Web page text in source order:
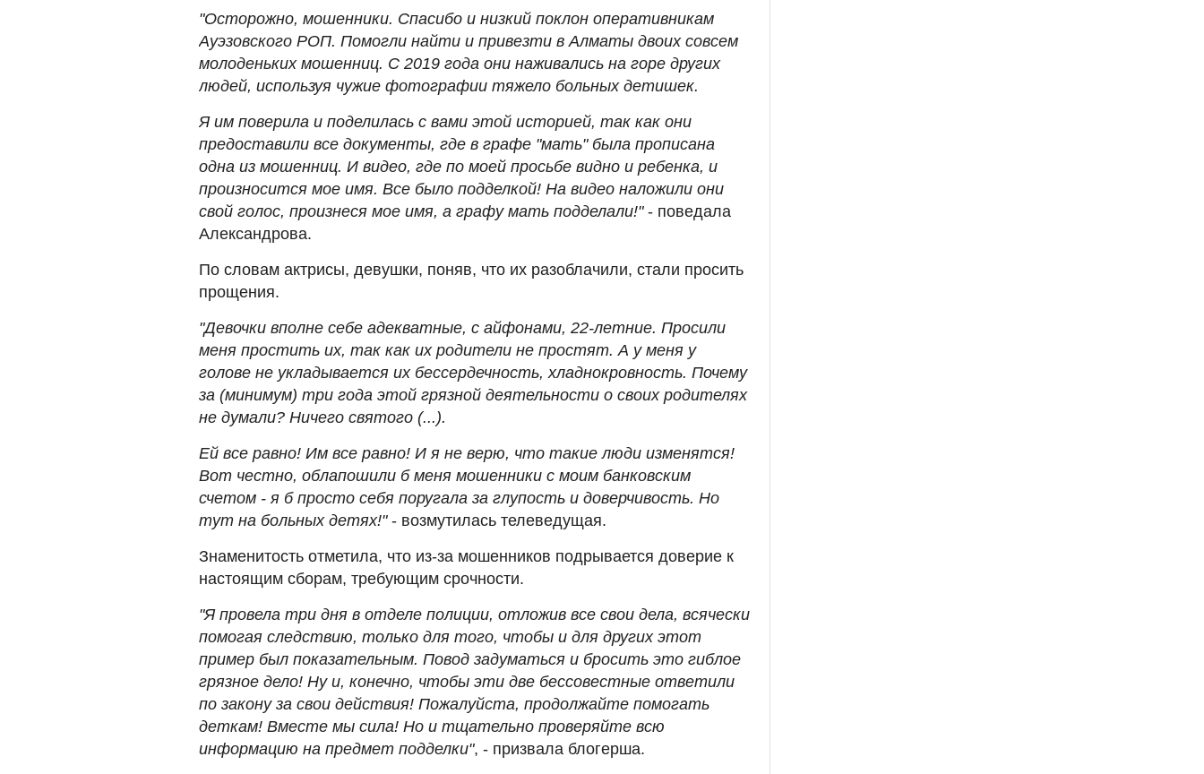
"Осторожно, мошенники. Спасибо и низкий поклон оперативникам
Ауэзовского РОП. Помогли найти и привезти в Алматы двоих совсем
молоденьких мошенниц. С 2019 года они наживались на горе других
людей, используя чужие фотографии тяжело больных детишек.
Я им поверила и поделилась с вами этой историей, так как они
предоставили все документы, где в графе "мать" была прописана
одна из мошенниц. И видео, где по моей просьбе видно и ребенка, и
произносится мое имя. Все было подделкой! На видео наложили они
свой голос, произнеся мое имя, а графу мать подделали!"- поведала
Александрова.
По словам актрисы, девушки, поняв, что их разоблачили, стали просить
прощения.
"Девочки вполне себе адекватные, с айфонами, 22-летние. Просили
меня простить их, так как их родители не простят. А у меня у
голове не укладывается их бессердечность, хладнокровность. Почему
за (минимум) три года этой грязной деятельности о своих родителях
не думали? Ничего святого (...).
Ей все равно! Им все равно! И я не верю, что такие люди изменятся!
Вот честно, облапошили б меня мошенники с моим банковским
счетом - я б просто себя поругала за глупость и доверчивость. Но
тут на больных детях!"- возмутилась телеведущая.
Знаменитость отметила, что из-за мошенников подрывается доверие к
настоящим сборам, требующим срочности.
"Я провела три дня в отделе полиции, отложив все свои дела, всячески
помогая следствию, только для того, чтобы и для других этот
пример был показательным. Повод задуматься и бросить это гиблое
грязное дело! Ну и, конечно, чтобы эти две бессовестные ответили
по закону за свои действия! Пожалуйста, продолжайте помогать
деткам! Вместе мы сила! Но и тщательно проверяйте всю
информацию на предмет подделки", - призвала блогерша.